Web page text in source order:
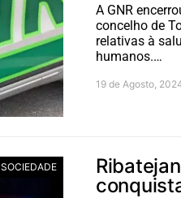
A GNR
concelho de
relativas à
humanos.…
19 de Agosto,
SOCIEDADE